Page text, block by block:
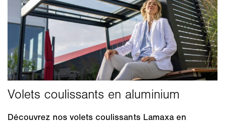
Découvrez nos volets coulissants Lamaxa en